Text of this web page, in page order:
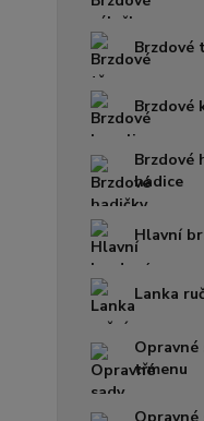
Brzdové
Brzdové
Brzdové
hadice
Hlavní
Lanka
Opravné
třmenu
Opravné